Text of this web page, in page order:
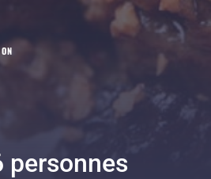
personnes